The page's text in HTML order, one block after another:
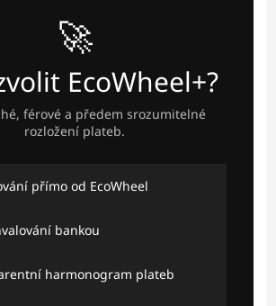
🚀
EcoWheel+?
férové a předem srozumitelné
rozložení plateb.
přímo od EcoWheel
bankou
harmonogram plateb